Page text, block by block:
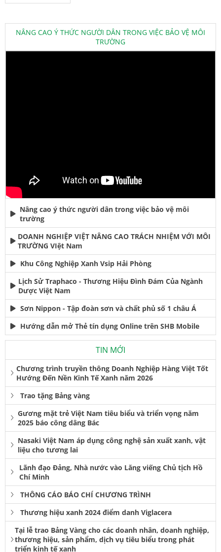
NÂNG CAO Ý THỨC NGƯỜI DÂN TRONG VIỆC BẢO VỆ MÔI
TRƯỜNG
Nâng cao ý thức người dân trong việc bảo vệ môi
trường
DOANH NGHIỆP VIỆT NÂNG CAO TRÁCH NHIỆM VỚI MÔI
TRƯỜNG VIệt Nam
Khu Công Nghiệp Xanh Vsip Hải Phòng
Lịch Sử Traphaco - Thương Hiệu Đình Đám Của Ngành
Dược Việt Nam
Sơn Nippon - Tập đoàn sơn và chất phủ số 1 châu Á
Hướng dẫn mở Thẻ tín dụng Online trên SHB Mobile
TIN MỚI
Chương trình truyền thông Doanh Nghiệp Hàng Việt Tốt
Hướng Đến Nền Kinh Tế Xanh năm 2026
Trao tặng Bảng vàng
Gương mặt trẻ Việt Nam tiêu biểu và triển vọng năm
2025 báo công dâng Bác
Nasaki Việt Nam áp dụng công nghệ sản xuất xanh, vật
liệu cho tương lai
Lãnh đạo Đảng, Nhà nước vào Lăng viếng Chủ tịch Hồ
Chí Minh
THÔNG CÁO BÁO CHÍ CHƯƠNG TRÌNH
Thương hiệu xanh 2024 điểm danh Viglacera
Tại lễ trao Bảng Vàng cho các doanh nhân, doanh nghiệp,
thương hiệu, sản phẩm, dịch vụ tiêu biểu trong phát
triển kinh tế xanh